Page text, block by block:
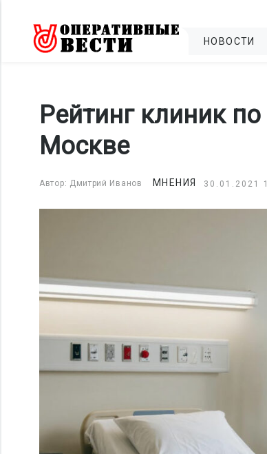
НОВОСТИ
Рейтинг клиник
Москве
Автор: Дмитрий Иванов МНЕНИЯ 30.01.2021